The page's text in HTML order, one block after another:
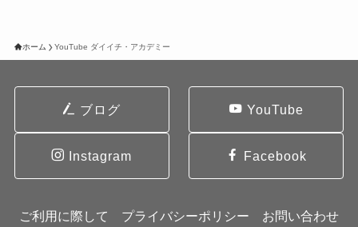
ホーム YouTube ダイイチ・アカデミー
ブログ YouTube
Instagram Facebook
ご利用に際して プライバシーポリシー お問い合わせ